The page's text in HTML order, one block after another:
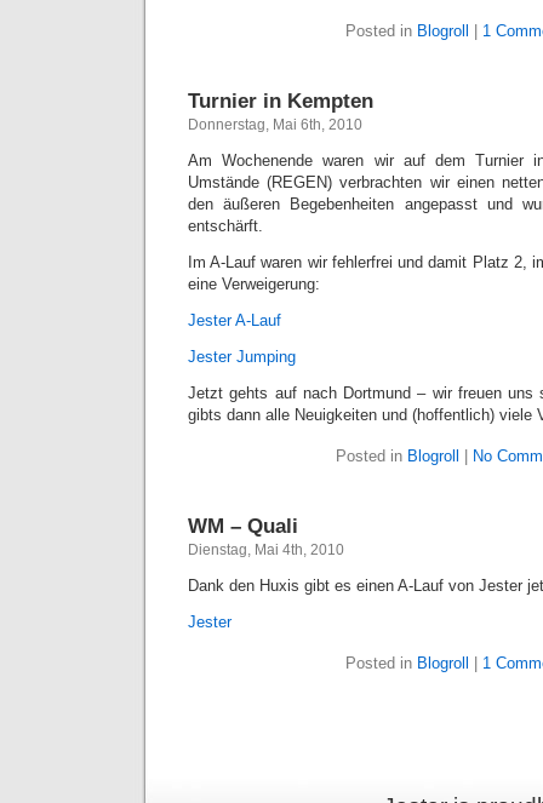
Posted in Blogroll 1
Turnier in Kempten
Donnerstag, Mai 6th, 2010
Am Wochenende waren wir auf dem Turnier
Umstände (REGEN) verbrachten wir einen
den äußeren Begebenheiten angepasst und
entschärft.
Im A-Lauf waren wir fehlerfrei und damit Platz 2,
eine Verweigerung:
Jester A-Lauf
Jester Jumping
Jetzt gehts auf nach Dortmund – wir freuen uns
gibts dann alle Neuigkeiten und (hoffentlich) viele
Posted in Blogroll No
WM – Quali
Dienstag, Mai 4th, 2010
Dank den Huxis gibt es einen A-Lauf von Jester
Jester
Posted in Blogroll 1